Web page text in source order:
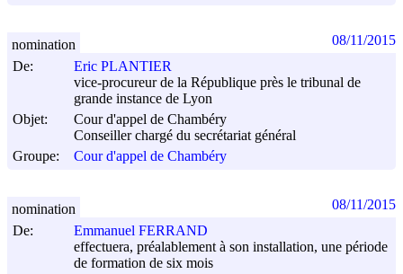
De:
Eric PLANTIER
vice-procureur de la République près le tribunal de
grande instance de Lyon
Objet:
Cour d'appel de Chambéry
Conseiller chargé du secrétariat général
Groupe:
Cour d'appel de Chambéry
nomination 08/11/2015
De:
Emmanuel FERRAND
effectuera, préalablement à son installation, une période
de formation de six mois
nomination 08/11/2015